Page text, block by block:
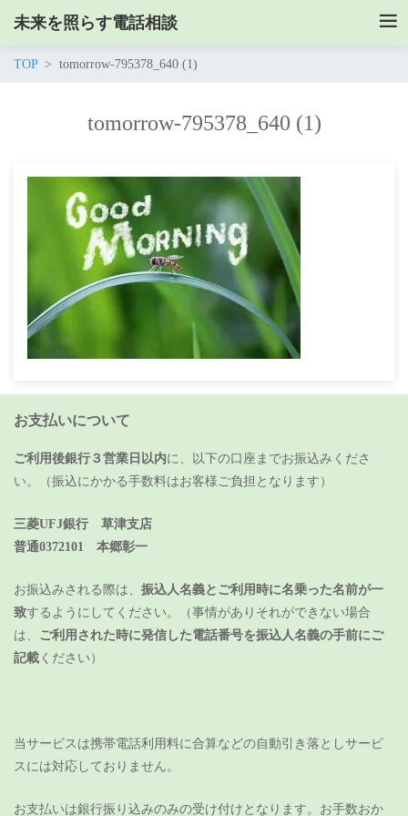
未来を照らす電話相談
TOP tomorrow-795378_640 (1)
tomorrow-795378_640 (1)
お支払いについて
ご利用後銀行３営業日以内に、以下の口座までお振込みくださ
い。（振込にかかる手数料はお客様ご負担となります）
三菱UFJ銀行 草津支店
普通0372101 本郷彰一
お振込みされる際は、 振込人名義とご利用時に名乗った名前が一
致するようにしてください。（事情がありそれができない場合
は、 ご利用された時に発信した電話番号を振込人名義の手前にご
記載 ください）
当サービスは携帯電話利用料に合算などの自動引き落としサービ
スには対応しておりません。
お支払いは銀行振り込みのみの受け付けとなります。 お手数おか